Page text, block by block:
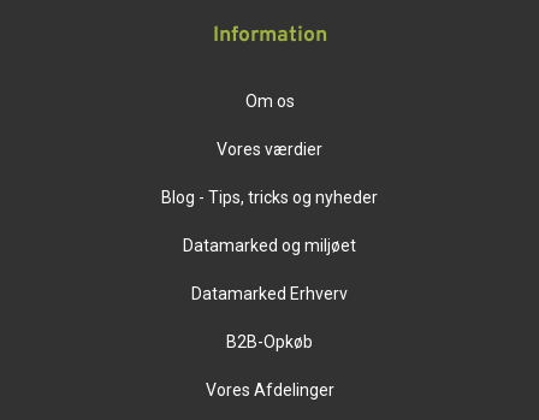
Information
Om os
Vores værdier
Blog - Tips, tricks og nyheder
Datamarked og miljøet
Datamarked Erhverv
B2B-Opkøb
Vores Afdelinger